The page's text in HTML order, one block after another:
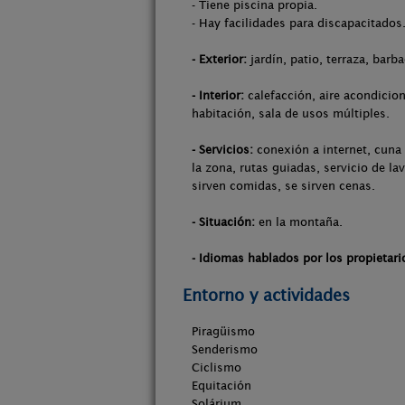
- Tiene piscina propia.
- Hay facilidades para discapacitados.
- Exterior: jardín, patio, terraza,
- Interior: calefacción, aire
habitación, sala de usos múltiples.
- Servicios: conexión a internet,
la zona, rutas guiadas, servicio de
sirven comidas, se sirven cenas.
- Situación: en la montaña.
- Idiomas hablados por los
Entorno y actividades
Piragüismo
Senderismo
Ciclismo
Equitación